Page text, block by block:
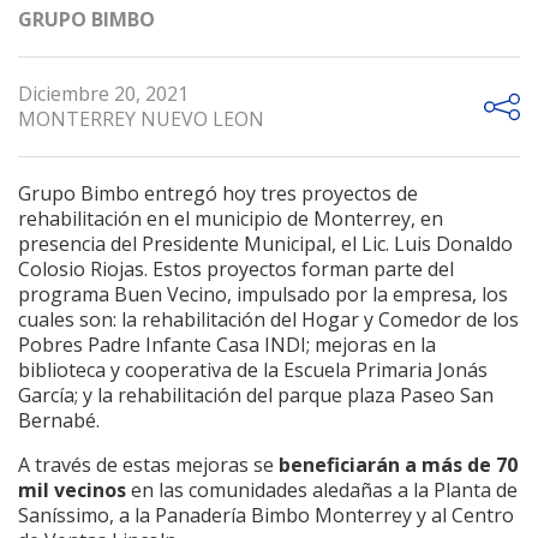
GRUPO BIMBO
Diciembre 20, 2021
MONTERREY NUEVO LEON
Grupo Bimbo entregó hoy tres proyectos de
rehabilitación en el municipio de Monterrey, en
presencia del Presidente Municipal, el Lic. Luis Donaldo
Colosio Riojas. Estos proyectos forman parte del
programa Buen Vecino, impulsado por la empresa, los
cuales son: la rehabilitación del Hogar y Comedor de los
Pobres Padre Infante Casa INDI; mejoras en la
biblioteca y cooperativa de la Escuela Primaria Jonás
García; y la rehabilitación del parque plaza Paseo San
Bernabé.
A través de estas mejoras se beneficiarán a más de 70
mil vecinosen las comunidades aledañas a la Planta de
Saníssimo, a la Panadería Bimbo Monterrey y al Centro